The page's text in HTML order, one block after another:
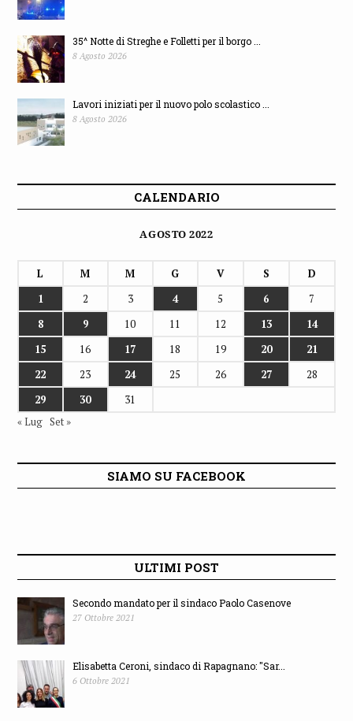
35^ Notte di Streghe e Folletti per il borgo ...
8 Agosto 2026
Lavori iniziati per il nuovo polo scolastico ...
8 Agosto 2026
CALENDARIO
AGOSTO 2022
L M M G V S
D
1
2 3 4 5 6
7
8
9 10 11 12 13
14
15
16 17 18 19 20
21
22
23 24 25 26 27
28
29
30
31
« Lug Set »
SIAMO SU FACEBOOK
ULTIMI POST
Secondo mandato per il sindaco Paolo Casenove
27 Ottobre 2021
Elisabetta Ceroni, sindaco di Rapagnano: "Sar...
6 Ottobre 2021